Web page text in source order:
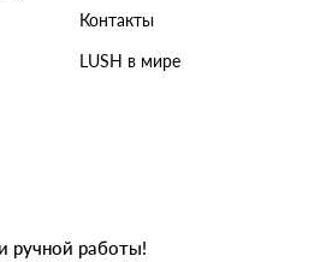
Контакты
LUSH в мире
ручной работы!